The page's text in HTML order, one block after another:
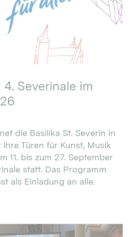
Severinale im
die Basilika St. Severin in
Türen für Kunst, Musik
11. bis zum 27. September
statt. Das Programm
als Einladung an alle.